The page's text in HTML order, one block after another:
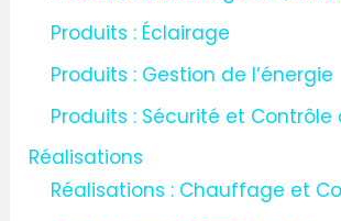
Produits : Éclairage
Produits : Gestion de l’énergie
Produits : Sécurité et Contrôle
Réalisations
Réalisations : Chauffage et